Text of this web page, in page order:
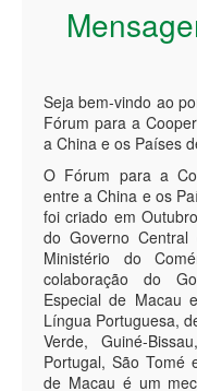
Seja bem-vindo ao
Fórum para a
a China e os Países
O Fórum para a
entre a China e os
foi criado em
do Governo
Ministério do
colaboração do
Especial de Macau
Língua Portuguesa,
Verde, Guiné-
Portugal, São Tomé
de Macau é um